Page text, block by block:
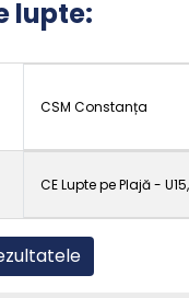
lupte:
CSM Constanța
CE Lupte pe Plajă - U15,